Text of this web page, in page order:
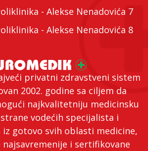
privatni zdravstveni sistem
2002. godine sa ciljem da
najkvalitetniju medicinsku
vodećih specijalista i
gotovo svih oblasti medicine,
najsavremenije i sertifikovane
- Alekse Nenadovića 7
- Alekse Nenadovića 8